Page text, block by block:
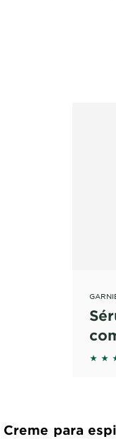
5
Creme para